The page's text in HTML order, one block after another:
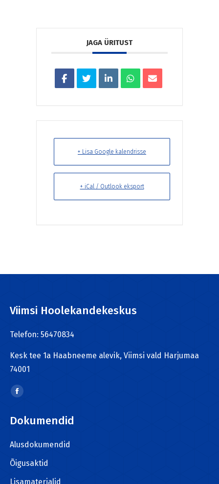
JAGA ÜRITUST
+ Lisa Google kalendrisse
+ iCal / Outlook eksport
Viimsi Hoolekandekeskus
Telefon: 56470834
Kesk tee 1a Haabneeme alevik, Viimsi vald Harjumaa
74001
Find us on:
Facebook
opens
new
window
Dokumendid
Alusdokumendid
Õigusaktid
Lisamaterjalid